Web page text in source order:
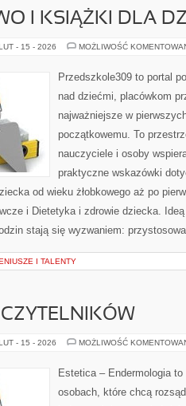
I KSIĄŻKI DLA
- 15 - 2026 MOŻLIWOŚĆ
Przedszkole309 to portal
nad dziećmi, placówkom
najważniejsze w
początkowemu. To
nauczyciele i osoby
praktyczne wskazówki
od wieku żłobkowego aż po
i Dietetyka i zdrowie dziecka.
stają się wyzwaniem:
I TALENTY
- 15 - 2026 MOŻLIWOŚĆ
Estetica – Endermologia
osobach, które chcą